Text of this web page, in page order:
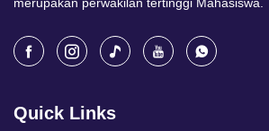
Quick Links